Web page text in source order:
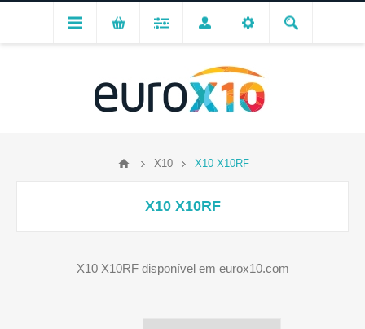
X10 X10 X10RF
X10 X10RF
X10 X10RF disponível em eurox10.com